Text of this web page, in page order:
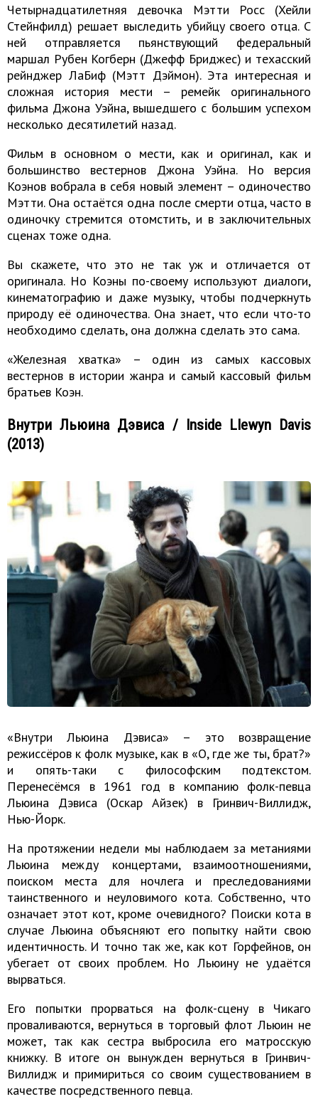
Четырнадцатилетняя девочка Мэтти Росс (Хейли
Стейнфилд) решает выследить убийцу своего отца. С
ней отправляется пьянствующий федеральный
маршал Рубен Когберн (Джефф Бриджес) и техасский
рейнджер ЛаБиф (Мэтт Дэймон). Эта интересная и
сложная история мести – ремейк оригинального
фильма Джона Уэйна, вышедшего с большим успехом
несколько десятилетий назад.
Фильм в основном о мести, как и оригинал, как и
большинство вестернов Джона Уэйна. Но версия
Коэнов вобрала в себя новый элемент – одиночество
Мэтти. Она остаётся одна после смерти отца, часто в
одиночку стремится отомстить, и в заключительных
сценах тоже одна.
Вы скажете, что это не так уж и отличается от
оригинала. Но Коэны по-своему используют диалоги,
кинематографию и даже музыку, чтобы подчеркнуть
природу её одиночества. Она знает, что если что-то
необходимо сделать, она должна сделать это сама.
«Железная хватка» – один из самых кассовых
вестернов в истории жанра и самый кассовый фильм
братьев Коэн.
Внутри Льюина Дэвиса / Inside Llewyn Davis
(2013)
«Внутри Льюина Дэвиса» – это возвращение
режиссёров к фолк музыке, как в «О, где же ты, брат?»
и опять-таки с философским подтекстом.
Перенесёмся в 1961 год в компанию фолк-певца
Льюина Дэвиса (Оскар Айзек) в Гринвич-Виллидж,
Нью-Йорк.
На протяжении недели мы наблюдаем за метаниями
Льюина между концертами, взаимоотношениями,
поиском места для ночлега и преследованиями
таинственного и неуловимого кота. Собственно, что
означает этот кот, кроме очевидного? Поиски кота в
случае Льюина объясняют его попытку найти свою
идентичность. И точно так же, как кот Горфейнов, он
убегает от своих проблем. Но Льюину не удаётся
вырваться.
Его попытки прорваться на фолк-сцену в Чикаго
проваливаются, вернуться в торговый флот Льюин не
может, так как сестра выбросила его матросскую
книжку. В итоге он вынужден вернуться в Гринвич-
Виллидж и примириться со своим существованием в
качестве посредственного певца.